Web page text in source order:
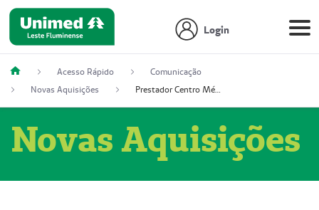
Login
Acesso Rápido
Comunicação
Novas Aquisições
Prestador Centro Médico Vitória Ltda, 51004350-4: Centro Médico Vitória Ltda (Nome Fantasia: Policlínica Master)
Novas Aquisições